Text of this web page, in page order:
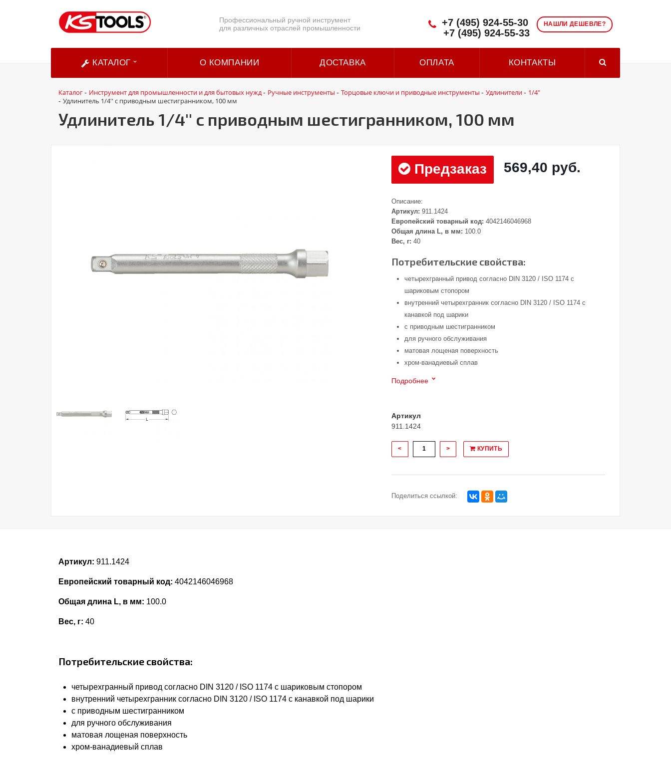
Профессиональный ручной инструмент
для различных отраслей промышленности
НАШЛИ ДЕШЕВЛЕ?
+7 (495) 924-55-30
+7 (495) 924-55-33
КАТАЛОГ О КОМПАНИИ ДОСТАВКА ОПЛАТА КОНТАКТЫ
Каталог- Инструмент для промышленности и для бытовых нужд- Ручные инструменты - Торцовые ключи и приводные инструменты - Удлинители- 1/4"
- Удлинитель 1/4'' с приводным шестигранником, 100 мм
Удлинитель 1/4'' с приводным шестигранником, 100 мм
Предзаказ 569,40 руб.
Описание:
Артикул: 911.1424
Европейский товарный код: 4042146046968
Общая длина L, в мм: 100.0
Вес, г: 40
Потребительские свойства:
четырехгранный привод согласно DIN 3120 / ISO 1174 с
шариковым стопором
внутренний четырехгранник согласно DIN 3120 / ISO 1174 с
канавкой под шарики
с приводным шестигранником
для ручного обслуживания
матовая лощеная поверхность
хром-ванадиевый сплав
Подробнее
Артикул
911.1424
< > КУПИТЬ
Поделиться ссылкой:
Артикул: 911.1424
Европейский товарный код: 4042146046968
Общая длина L, в мм: 100.0
Вес, г: 40
Потребительские свойства:
четырехгранный привод согласно DIN 3120 / ISO 1174 с шариковым стопором
внутренний четырехгранник согласно DIN 3120 / ISO 1174 с канавкой под шарики
с приводным шестигранником
для ручного обслуживания
матовая лощеная поверхность
хром-ванадиевый сплав